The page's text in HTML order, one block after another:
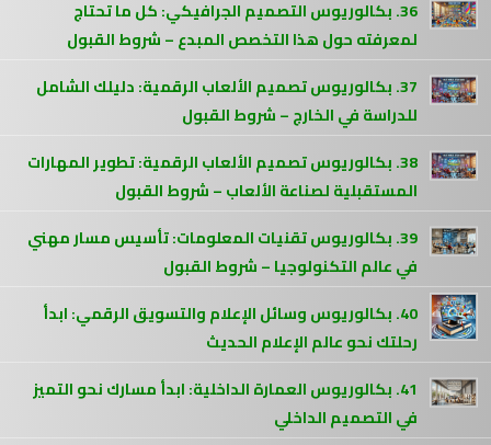
36. بكالوريوس التصميم الجرافيكي: كل ما تحتاج
لمعرفته حول هذا التخصص المبدع – شروط القبول
37. بكالوريوس تصميم الألعاب الرقمية: دليلك الشامل
للدراسة في الخارج – شروط القبول
38. بكالوريوس تصميم الألعاب الرقمية: تطوير المهارات
المستقبلية لصناعة الألعاب – شروط القبول
39. بكالوريوس تقنيات المعلومات: تأسيس مسار مهني
في عالم التكنولوجيا – شروط القبول
40. بكالوريوس وسائل الإعلام والتسويق الرقمي: ابدأ
رحلتك نحو عالم الإعلام الحديث
41. بكالوريوس العمارة الداخلية: ابدأ مسارك نحو التميز
في التصميم الداخلي